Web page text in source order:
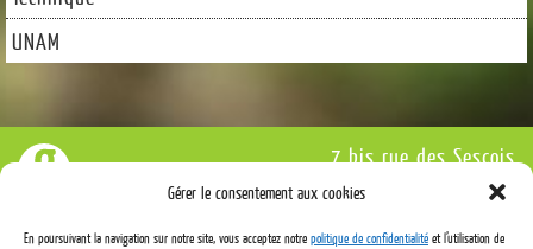
Gérer le consentement aux cookies
En poursuivant la navigation sur notre site, vous acceptez notre politique de confidentialité et l’utilisation de
UNAM
7 bis rue des Sesçois
77590 Bois-le-Roi
Tél : 01 64 71 18 70